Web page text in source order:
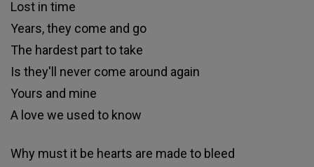
Lost in time
Years, they come and go
The hardest part to take
Is they'll never come around again
Yours and mine
A love we used to know
Why must it be hearts are made to bleed